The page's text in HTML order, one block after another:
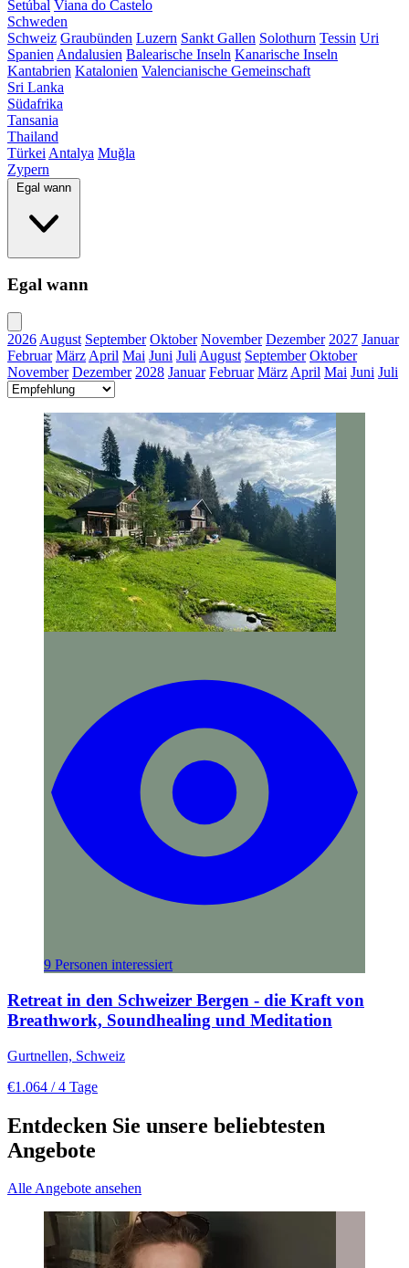
Setúbal Viana do Castelo
Schweden
Schweiz Graubünden Luzern Sankt Gallen Solothurn Tessin Uri
Spanien Andalusien Balearische Inseln Kanarische Inseln
Kantabrien Katalonien Valencianische Gemeinschaft
Sri Lanka
Südafrika
Tansania
Thailand
Türkei Antalya Muğla
Zypern
Egal wann
Egal wann
2026 August September Oktober November Dezember 2027 Januar
Februar März April Mai Juni Juli August September Oktober
November Dezember 2028 Januar Februar März April Mai Juni Juli
9 Personen interessiert
Retreat in den Schweizer Bergen - die Kraft von
Breathwork, Soundhealing und Meditation
Gurtnellen, Schweiz
€1.064 / 4 Tage
Entdecken Sie unsere beliebtesten
Angebote
Alle Angebote ansehen